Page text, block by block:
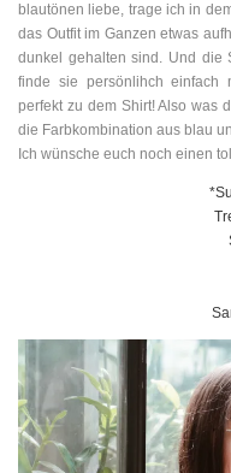
blautönen liebe, trage ich in
das Outfit im Ganzen etwas
dunkel gehalten sind. Und die
finde sie persönlihch einfach
perfekt zu dem Shirt! Also was
die Farbkombination aus blau
Ich wünsche euch noch einen